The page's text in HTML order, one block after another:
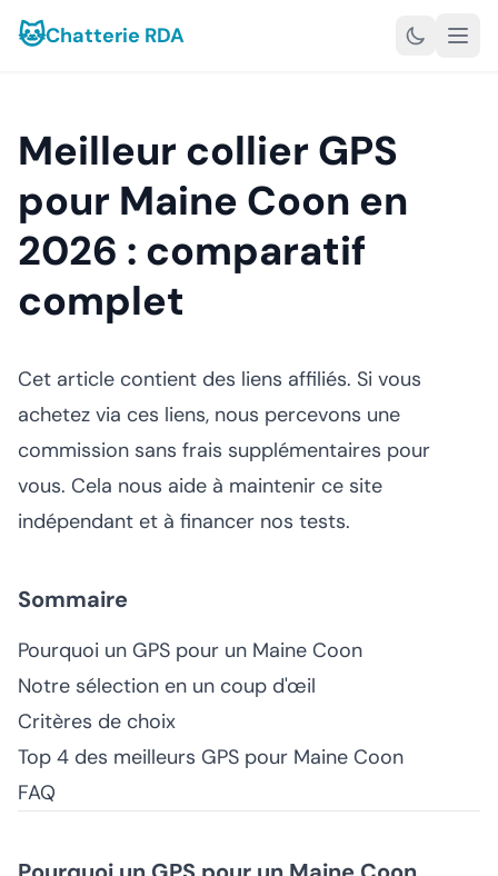
🐱Chatterie RDA
Meilleur collier GPS
pour Maine Coon en
2026 : comparatif
complet
Cet article contient des liens affiliés. Si vous
achetez via ces liens, nous percevons une
commission sans frais supplémentaires pour
vous. Cela nous aide à maintenir ce site
indépendant et à financer nos tests.
Sommaire
Pourquoi un GPS pour un Maine Coon
Notre sélection en un coup d'œil
Critères de choix
Top 4 des meilleurs GPS pour Maine Coon
FAQ